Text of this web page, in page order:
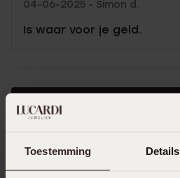
Toestemming Details
04-06-2025 - Simon d.
Is waar voor je geld.
Ook leuk voor jou